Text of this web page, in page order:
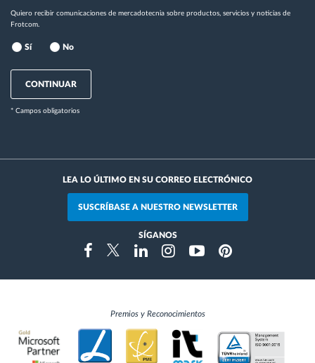
Quiero recibir comunicaciones de mercadotecnia sobre productos, servicios y noticias de
Frotcom.
Sí No
CONTINUAR
* Campos obligatorios
LEA LO ÚLTIMO EN SU CORREO ELECTRÓNICO
SUSCRÍBASE A NUESTRO NEWSLETTER
SÍGANOS
FacebookTwitterLinkedinInstragramYoutubePinterest
Premios y Reconocimientos